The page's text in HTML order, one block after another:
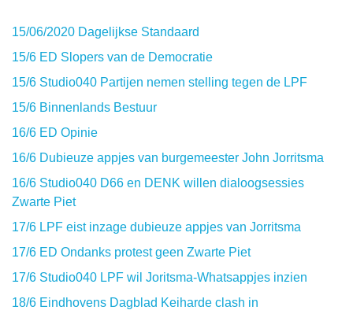
15/06/2020 Dagelijkse Standaard
15/6 ED Slopers van de Democratie
15/6 Studio040 Partijen nemen stelling tegen de LPF
15/6 Binnenlands Bestuur
16/6 ED Opinie
16/6 Dubieuze appjes van burgemeester John Jorritsma
16/6 Studio040 D66 en DENK willen dialoogsessies
Zwarte Piet
17/6 LPF eist inzage dubieuze appjes van Jorritsma
17/6 ED Ondanks protest geen Zwarte Piet
17/6 Studio040 LPF wil Joritsma-Whatsappjes inzien
18/6 Eindhovens Dagblad Keiharde clash in